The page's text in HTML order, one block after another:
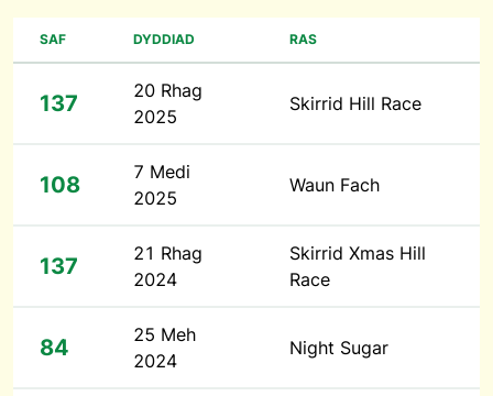
SAF DYDDIAD RAS
137
20 Rhag
2025
Skirrid Hill Race
108
7 Medi
2025
Waun Fach
137
21 Rhag
2024
Skirrid Xmas Hill
Race
84
25 Meh
2024
Night Sugar